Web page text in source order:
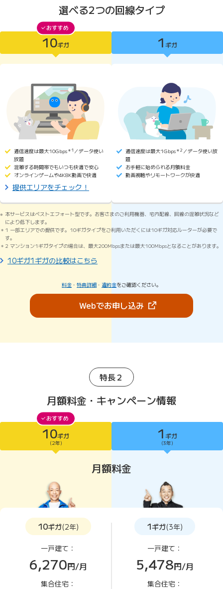
選べる2つの回線タイプ
10ギガがおすすめ
10ギガ 1 ギガ
通信速度は最大10Gbps＊1 ／データ使い
放題
混雑する時間帯でもいつも快適で安心
オンラインゲームや4K8K動画で快適
提供エリアをチェック！
通信速度は最大1Gbps＊2 ／データ使い放
題
お手軽に始められる月額料金
動画視聴やリモートワークが快適
本サービスはベストエフォート型です。お客さまのご利用機器、宅内配線、回線の混雑状況など
により低下します。
1 一部エリアでの提供です。10ギガタイプをご利用いただくには10ギガ対応ルーターが必要で
す。
2 マンション1ギガタイプの場合は、最大200Mbpsまたは最大100Mbpsとなることがあります。
10ギガ1ギガの比較はこちら
料金 ・ 特典詳細 ・ 違約金をご確認ください。
Webでお申し込み（新しいタブで開き
特長２
月額料金・キャンペーン情報
10ギガがおすすめ
10ギガ
(2年)
1 ギガ
(3年)
月額料金
10ギガ(2年)
一戸建て：
6,270円/月
集合住宅：
1ギガ(3年)
一戸建て：
5,478円/月
集合住宅：